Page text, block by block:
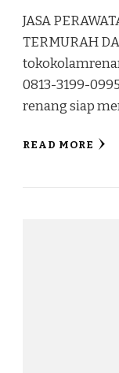
JASA
TERMURAH
0813-3199-
renang siap
READ MORE